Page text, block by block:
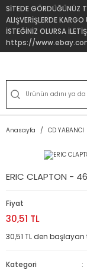
SİTEDE GÖRDÜĞÜNÜZ
ALIŞVERİŞLERDE
İSTEĞİNİZ OLURSA
https://
Anasayfa CD YABANCI
ERIC CLAPTON -
Fiyat
30,51 TL
30,51 TL den başlayan
Kategori